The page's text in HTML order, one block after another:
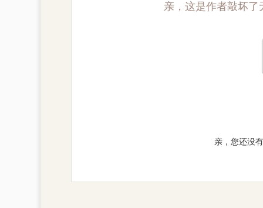
亲，这是作者敲坏
亲，您还没